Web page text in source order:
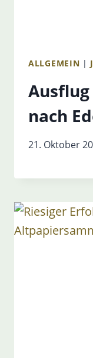
ALLGEMEIN |
nach
21. Oktober